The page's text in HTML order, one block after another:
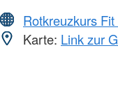
Rotkreuzkurs Fit
Karte: Link zur